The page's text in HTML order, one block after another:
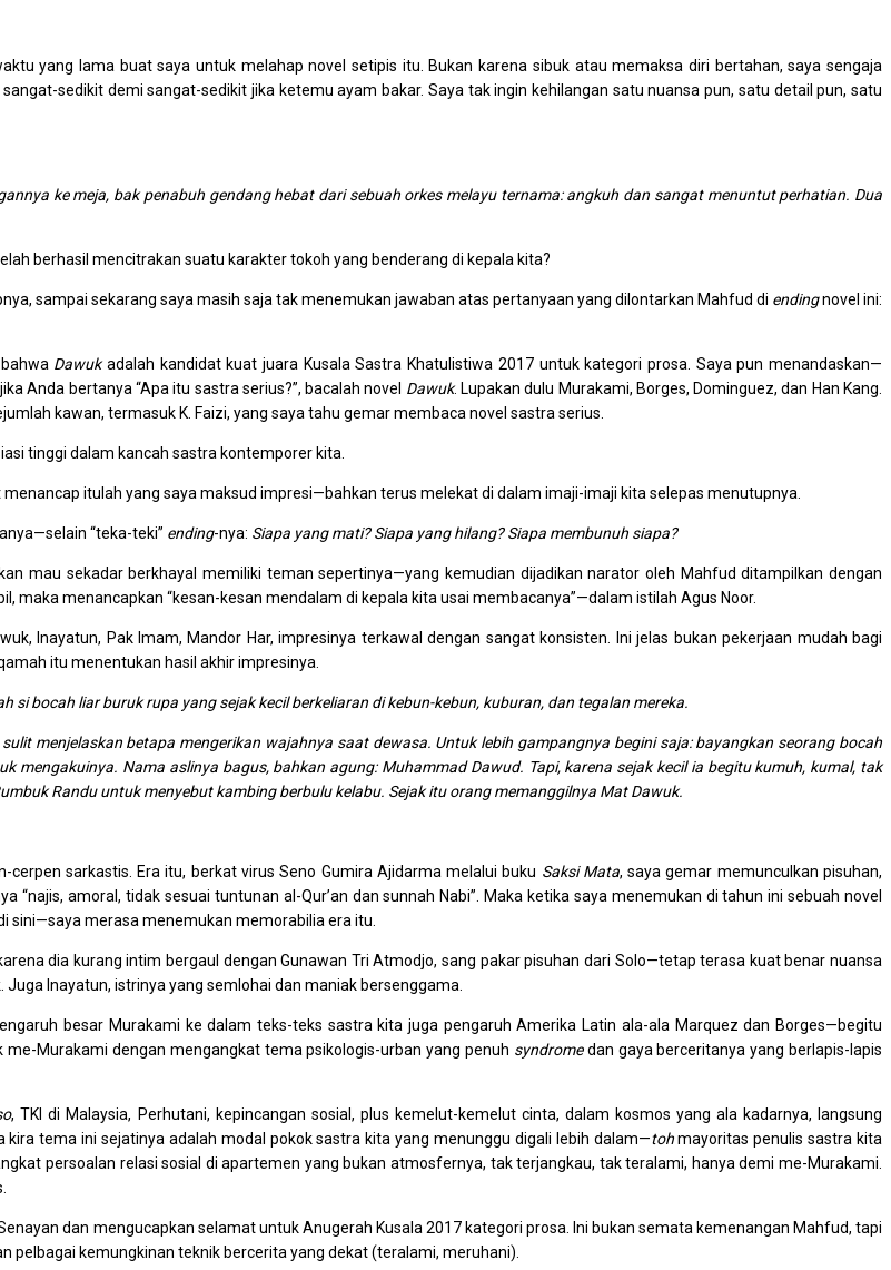
yang lama buat saya untuk melahap novel setipis itu. Bukan karena sibuk atau memaksa diri bertahan, saya sengaja
sedikit demi sangat-sedikit jika ketemu ayam bakar. Saya tak ingin kehilangan satu nuansa pun, satu detail pun, satu
ke meja, bak penabuh gendang hebat dari sebuah orkes melayu ternama: angkuh dan sangat menuntut perhatian. Dua
berhasil mencitrakan suatu karakter tokoh yang benderang di kepala kita?
sampai sekarang saya masih saja tak menemukan jawaban atas pertanyaan yang dilontarkan Mahfud di endingnovel ini:
Dawukadalah kandidat kuat juara Kusala Sastra Khatulistiwa 2017 untuk kategori prosa. Saya pun menandaskan—
Anda bertanya “Apa itu sastra serius?”, bacalah novel Dawuk. Lupakan dulu Murakami, Borges, Dominguez, dan Han Kang.
kawan, termasuk K. Faizi, yang saya tahu gemar membaca novel sastra serius.
tinggi dalam kancah sastra kontemporer kita.
itulah yang saya maksud impresi—bahkan terus melekat di dalam imaji-imaji kita selepas menutupnya.
“teka-teki” ending-nya: Siapa yang mati? Siapa yang hilang? Siapa membunuh siapa?
mau sekadar berkhayal memiliki teman sepertinya—yang kemudian dijadikan narator oleh Mahfud ditampilkan dengan
maka menancapkan “kesan-kesan mendalam di kepala kita usai membacanya”—dalam istilah Agus Noor.
Inayatun, Pak Imam, Mandor Har, impresinya terkawal dengan sangat konsisten. Ini jelas bukan pekerjaan mudah bagi
itu menentukan hasil akhir impresinya.
bocah liar buruk rupa yang sejak kecil berkeliaran di kebun-kebun, kuburan, dan tegalan mereka.
menjelaskan betapa mengerikan wajahnya saat dewasa. Untuk lebih gampangnya begini saja: bayangkan seorang bocah
mengakuinya. Nama aslinya bagus, bahkan agung: Muhammad Dawud. Tapi, karena sejak kecil ia begitu kumuh, kumal, tak
Randu untuk menyebut kambing berbulu kelabu. Sejak itu orang memanggilnya Mat Dawuk.
sarkastis. Era itu, berkat virus Seno Gumira Ajidarma melalui buku Saksi Mata, saya gemar memunculkan pisuhan,
amoral, tidak sesuai tuntunan al-Qur’an dan sunnah Nabi”. Maka ketika saya menemukan di tahun ini sebuah novel
sini—saya merasa menemukan memorabilia era itu.
dia kurang intim bergaul dengan Gunawan Tri Atmodjo, sang pakar pisuhan dari Solo—tetap terasa kuat benar nuansa
Inayatun, istrinya yang semlohai dan maniak bersenggama.
besar Murakami ke dalam teks-teks sastra kita juga pengaruh Amerika Latin ala-ala Marquez dan Borges—begitu
Murakami dengan mengangkat tema psikologis-urban yang penuh syndromedan gaya berceritanya yang berlapis-lapis
, TKI di Malaysia, Perhutani, kepincangan sosial, plus kemelut-kemelut cinta, dalam kosmos yang ala kadarnya, langsung
tema ini sejatinya adalah modal pokok sastra kita yang menunggu digali lebih dalam—tohmayoritas penulis sastra kita
persoalan relasi sosial di apartemen yang bukan atmosfernya, tak terjangkau, tak teralami, hanya demi me-Murakami.
dan mengucapkan selamat untuk Anugerah Kusala 2017 kategori prosa. Ini bukan semata kemenangan Mahfud, tapi
pelbagai kemungkinan teknik bercerita yang dekat (teralami, meruhani).